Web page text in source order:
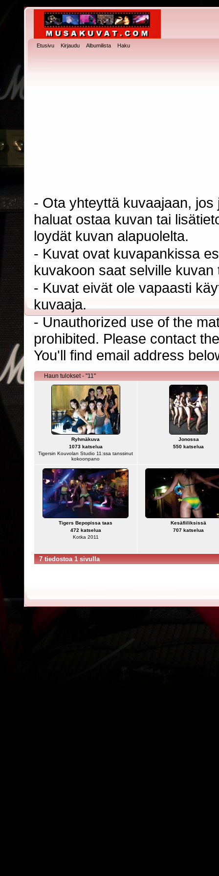
Etusivu Kirjaudu Albumilista Haku
- Ota yhteyttä kuvaajaan,
haluat ostaa kuvan tai
loydät kuvan alapuolelta.
- Kuvat ovat kuvapankissa
kuvakoon saat selville
- Kuvat eivät ole vapaasti
kuvaaja.
- Unauthorized use of the
prohibited. Please contact
You'll find email address
Haun tulokset - "11"
Ryhmäkuva
1073 katselua
Tigersin Kouvolan Studio 11:ssa tanssinut
kokoonpano
Jonossa
550 katselua
Tigers Bepopissa taas
472 katselua
Kotka 2011
Kesäfiiliksissä
707 katselua
7 tiedostoa 1 sivulla